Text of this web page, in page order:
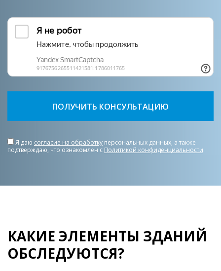
Я даю согласие на обработку персональных данных, а также
подтверждаю, что ознакомлен с Политикой конфиденциальности
КАКИЕ ЭЛЕМЕНТЫ ЗДАНИЙ
ОБСЛЕДУЮТСЯ?